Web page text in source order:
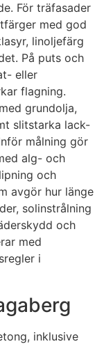
För träfasader
med god
linoljefärg
På puts och
eller
flagning.
grundolja,
slitstarka lack-
målning gör
alg- och
och
avgör hur länge
solinstrålning
och
med
i
inklusive